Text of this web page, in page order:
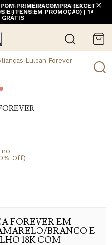
REGIÕES SELECIONADAS
HOME)
PRIMEIRACOMPRA (EXCETO
E ITENS EM PROMOÇÃO) | 1ª
GRÁTIS
Lulean Forever
no
Off)
FOREVER EM
BRANCO E
18K COM